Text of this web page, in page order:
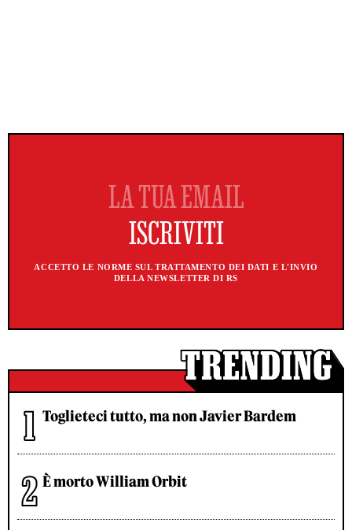
ACCETTO LE NORME SUL TRATTAMENTO DEI DATI E L'INVIO
DELLA NEWSLETTER DI RS
Toglieteci tutto, ma non Javier Bardem
È morto William Orbit